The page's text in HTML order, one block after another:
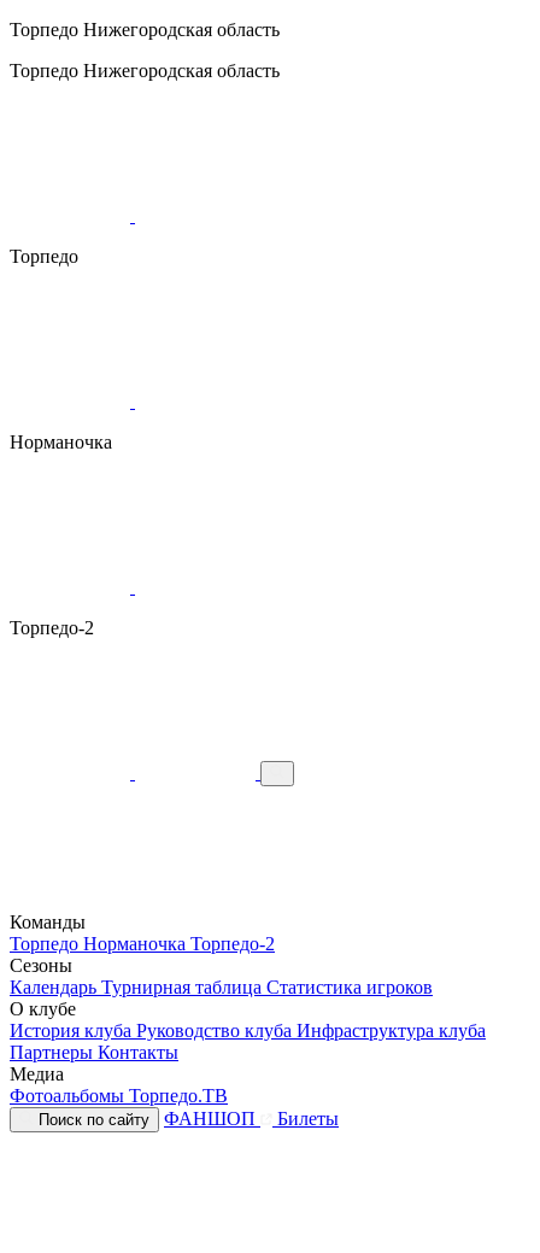
Торпедо Нижегородская область
Торпедо Нижегородская область
Торпедо
Норманочка
Торпедо-2
Команды
Торпедо Норманочка Торпедо-2
Сезоны
Календарь Турнирная таблица Статистика игроков
О клубе
История клуба Руководство клуба Инфраструктура клуба
Партнеры Контакты
Медиа
Фотоальбомы Торпедо.ТВ
Поиск по сайту ФАНШОП Билеты